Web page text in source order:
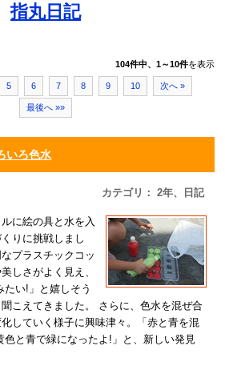
指丸日記
104件中、1～10件を表示
5 6 7 8 9 10 次へ »
最後へ »»
いろ色水
カテゴリ： 2年、日記
に絵の具と水を入
りに挑戦しまし
プラスチックコッ
しさがよく見え、
たい!」と嬉しそう
こえてきました。 さらに、色水を混ぜ合
していく様子に興味津々。「赤と青を混
と青で緑になったよ!」と、新しい発見